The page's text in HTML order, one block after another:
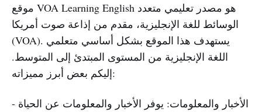
موقع VOA Learning English هو مصدر تعليمي متعدد
الوسائط للغة الإنجليزية، مقدم من إذاعة صوت أمريكا
(VOA). يستهدف هذا الموقع بشكل أساسي متعلمي
اللغة الإنجليزية من المستوى المبتدئ إلى المتوسط.
إليكم بعض أبرز مميزاته:
- الأخبار والمعلومات: يوفر الأخبار والمعلومات عن الحياة